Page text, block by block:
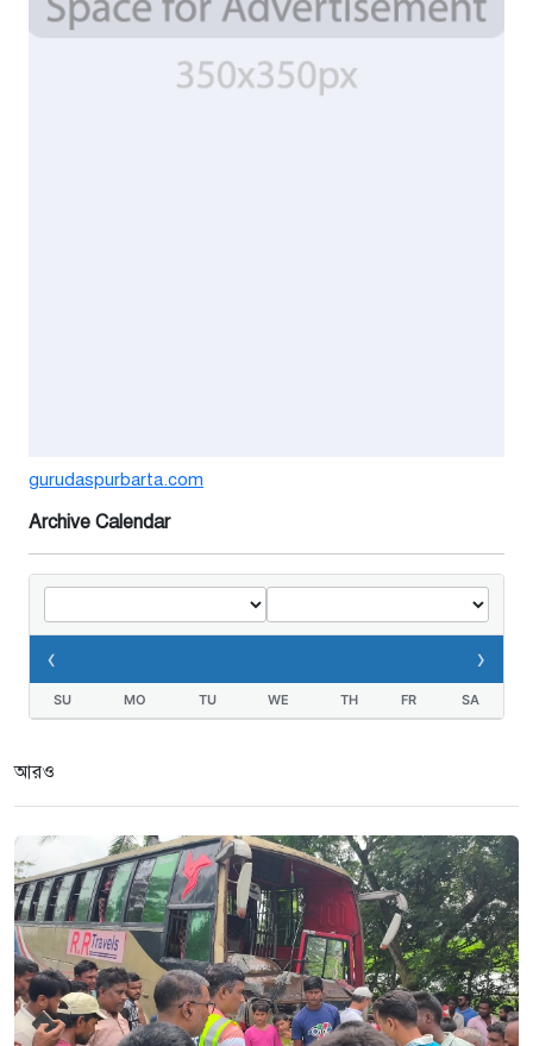
৬ দিন আগে
সিন্ডিকেটের কবজায় পাটের বাজার,
তথ্যবিভ্রাট সংবাদের প্রতিবাদে
gurudaspurbarta.com
Archive Calendar
‹ ›
SU MO TU WE TH FR SA
আরও